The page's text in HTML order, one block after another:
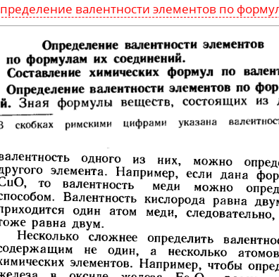
валентности элементов по